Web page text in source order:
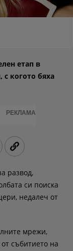
етап в
с когото бяха
РЕКЛАМА
развод,
си поиска
недалеч от
мрежи,
събитието на